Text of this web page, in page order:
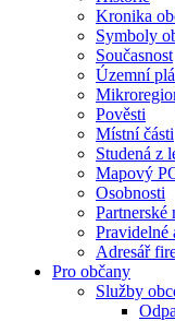
Kronika
Symboly
Současnost
Územní
Pověsti
Místní části
Studená z
Mapový
Osobnosti
Partnerské
Pravidelné
Adresář
Pro občany
Služby